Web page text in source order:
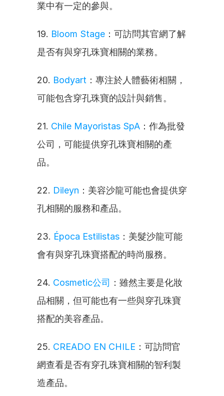
業中有一定的參與。
19. Bloom Stage ：可訪問其官網了解
是否有與穿孔珠寶相關的業務。
20. Bodyart ：專注於人體藝術相關，
可能包含穿孔珠寶的設計與銷售。
21. Chile Mayoristas SpA ：作為批發
公司，可能提供穿孔珠寶相關的產
品。
22. Dileyn ：美容沙龍可能也會提供穿
孔相關的服務和產品。
23. Época Estilistas ：美髮沙龍可能
會有與穿孔珠寶搭配的時尚服務。
24. Cosmetic公司 ：雖然主要是化妝
品相關，但可能也有一些與穿孔珠寶
搭配的美容產品。
25. CREADO EN CHILE ：可訪問官
網查看是否有穿孔珠寶相關的智利製
造產品。